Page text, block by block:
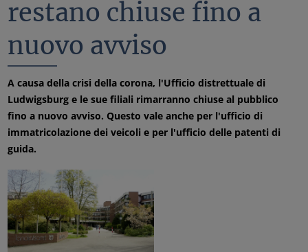
restano chiuse fino a
nuovo avviso
A causa della crisi della corona, l'Ufficio distrettuale di
Ludwigsburg e le sue filiali rimarranno chiuse al pubblico
fino a nuovo avviso. Questo vale anche per l'ufficio di
immatricolazione dei veicoli e per l'ufficio delle patenti di
guida.